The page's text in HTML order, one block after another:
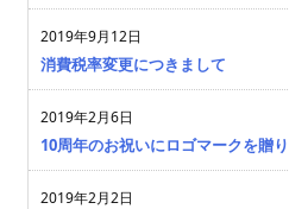
2019年9月12日
消費税率変更につきまして
2019年2月6日
10周年のお祝いにロゴマークを贈り
2019年2月2日